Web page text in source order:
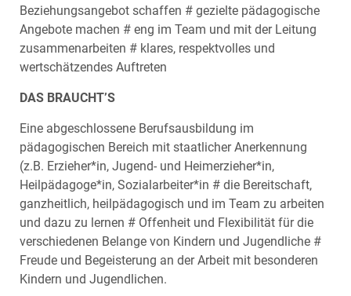
Beziehungsangebot schaffen # gezielte pädagogische
Angebote machen # eng im Team und mit der Leitung
zusammenarbeiten # klares, respektvolles und
wertschätzendes Auftreten
DAS BRAUCHT’S
Eine abgeschlossene Berufsausbildung im
pädagogischen Bereich mit staatlicher Anerkennung
(z.B. Erzieher*in, Jugend- und Heimerzieher*in,
Heilpädagoge*in, Sozialarbeiter*in # die Bereitschaft,
ganzheitlich, heilpädagogisch und im Team zu arbeiten
und dazu zu lernen # Offenheit und Flexibilität für die
verschiedenen Belange von Kindern und Jugendliche #
Freude und Begeisterung an der Arbeit mit besonderen
Kindern und Jugendlichen.